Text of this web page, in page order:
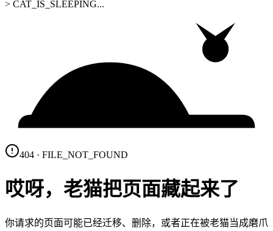
> CAT_IS_SLEEPING...
404 · FILE_NOT_FOUND
哎呀，老猫把页面藏起来了
你请求的页面可能已经迁移、删除，或者正在被老猫当成磨爪